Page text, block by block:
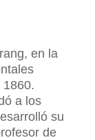
en la
1860.
a los
su
de